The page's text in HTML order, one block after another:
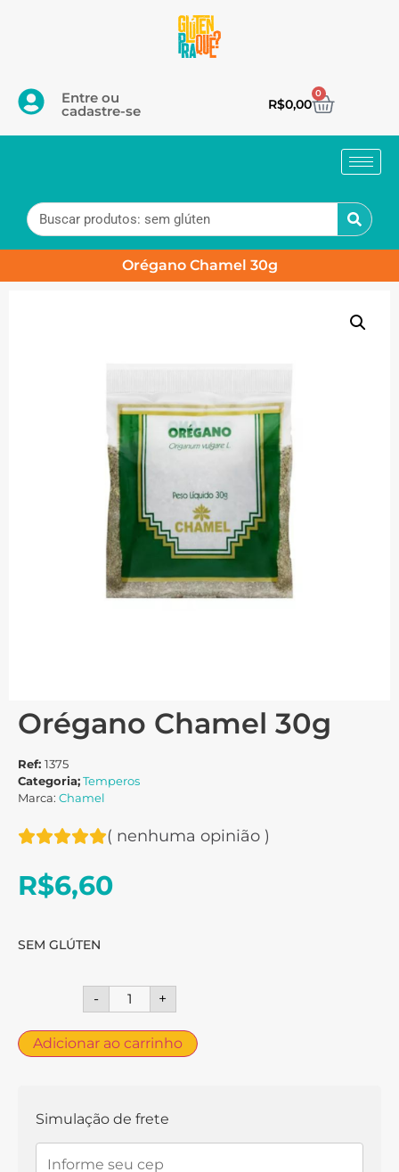
Entre ou
cadastre-se R$0,00
0
Orégano Chamel 30g
Orégano Chamel 30g
Ref: 1375
Categoria;Temperos
Marca: Chamel
( nenhuma opinião )
R$6,60
SEM GLÚTEN
- +
Adicionar ao carrinho
Simulação de frete